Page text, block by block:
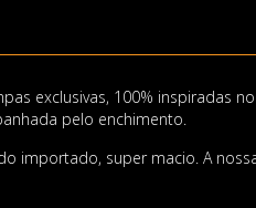
exclusivas, 100% inspiradas
pelo enchimento.
importado, super macio. A